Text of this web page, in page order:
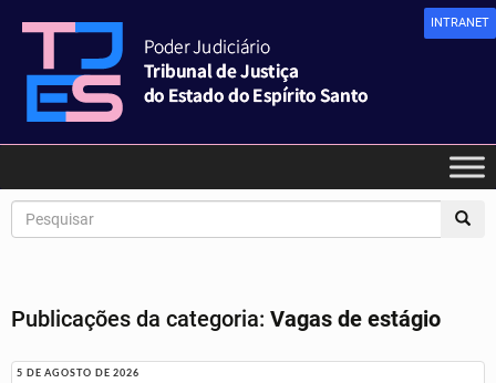
INTRANET
Publicações da categoria: Vagas de estágio
5 DE AGOSTO DE 2026